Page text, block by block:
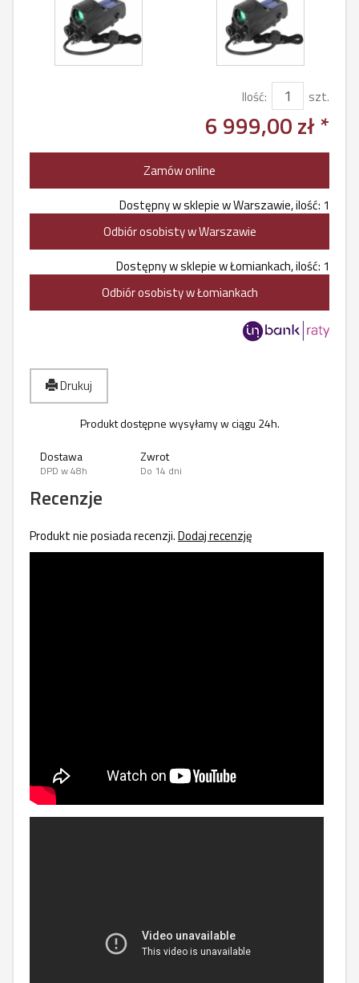
Ilość: szt.
6 999,00 zł *
Zamów online
Dostępny w sklepie w Warszawie, ilość: 1
Odbiór osobisty w Warszawie
Dostępny w sklepie w Łomiankach, ilość: 1
Odbiór osobisty w Łomiankach
Drukuj
Produkt dostępne wysyłamy w ciągu 24h.
Dostawa
DPD w 48h
Zwrot
Do 14 dni
Recenzje
Produkt nie posiada recenzji.Dodaj recenzję